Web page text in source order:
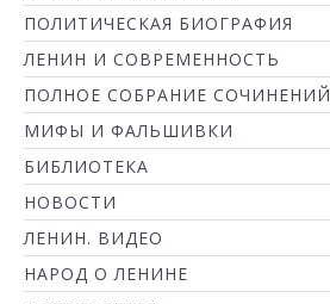
ПОЛИТИЧЕСКАЯ БИОГРАФИЯ
ЛЕНИН И СОВРЕМЕННОСТЬ
ПОЛНОЕ СОБРАНИЕ СОЧИНЕНИЙ
МИФЫ И ФАЛЬШИВКИ
БИБЛИОТЕКА
НОВОСТИ
ЛЕНИН. ВИДЕО
НАРОД О ЛЕНИНЕ